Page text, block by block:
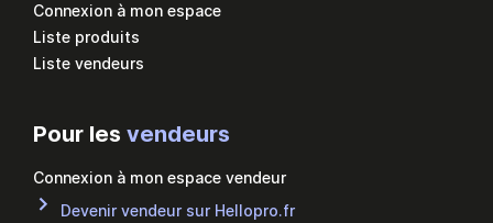
Connexion à mon espace
Liste produits
Liste vendeurs
Pour les vendeurs
Connexion à mon espace vendeur
Devenir vendeur sur Hellopro.fr